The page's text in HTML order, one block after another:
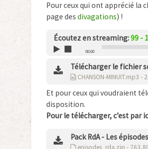
Pour ceux qui ont apprécié la
page des divagations) !
Écoutez en streaming:99 -
00:00
Télécharger le fichier
CHANSON-MINUIT.mp3 -
Et pour ceux qui voudraient
disposition.
Pour le télécharger, c’est par
Pack RdA - Les épisodes